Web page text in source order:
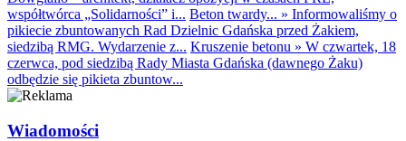
współtwórca „Solidarności” i... Beton twardy... » Informowaliśmy o
pikiecie zbuntowanych Rad Dzielnic Gdańska przed Żakiem,
siedzibą RMG. Wydarzenie z... Kruszenie betonu » W czwartek, 18
czerwca, pod siedzibą Rady Miasta Gdańska (dawnego Żaku)
odbędzie się pikieta zbuntow...
Wiadomości